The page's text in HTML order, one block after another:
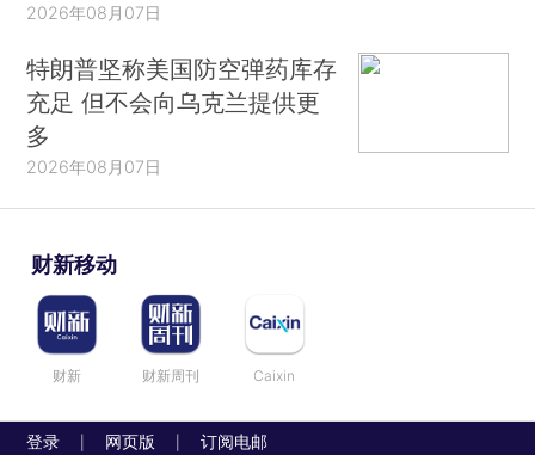
2026年08月07日
特朗普坚称美国防空弹药库存
充足 但不会向乌克兰提供更
多
2026年08月07日
财新移动
财新 财新周刊 Caixin
登录 网页版 订阅电邮